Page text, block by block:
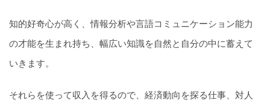
知的好奇心が高く、情報分析や言語コミュニケーション能力
の才能を生まれ持ち、幅広い知識を自然と自分の中に蓄えて
いきます。
それらを使って収入を得るので、経済動向を探る仕事、対人